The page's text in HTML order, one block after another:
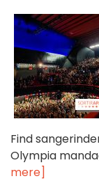
Find
Olympia
mere]